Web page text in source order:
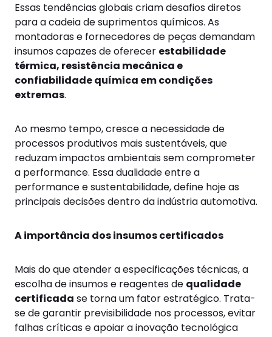
Essas tendências globais criam desafios diretos
para a cadeia de suprimentos químicos. As
montadoras e fornecedores de peças demandam
insumos capazes de oferecer estabilidade
térmica, resistência mecânica e
confiabilidade química em condições
extremas.
Ao mesmo tempo, cresce a necessidade de
processos produtivos mais sustentáveis, que
reduzam impactos ambientais sem comprometer
a performance. Essa dualidade entre a
performance e sustentabilidade, define hoje as
principais decisões dentro da indústria automotiva.
A importância dos insumos certificados
Mais do que atender a especificações técnicas, a
escolha de insumos e reagentes de qualidade
certificada se torna um fator estratégico. Trata-
se de garantir previsibilidade nos processos, evitar
falhas críticas e apoiar a inovação tecnológica